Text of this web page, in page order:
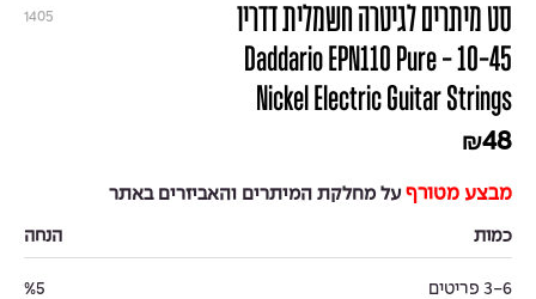
1405
סט מיתרים לגיטרה חשמלית דדריו
10-45 - Daddario EPN110 Pure
Nickel Electric Guitar Strings
₪48
מבצע מטורף על מחלקת המיתרים והאביזרים באתר
כמות הנחה
3-6 פריטים %5